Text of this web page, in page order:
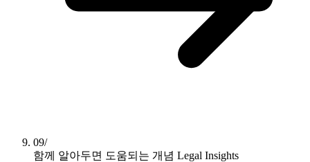
09/
함께 알아두면 도움되는 개념 Legal Insights